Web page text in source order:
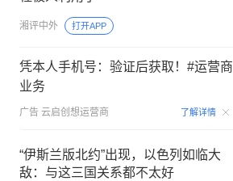
湘评中外 打开APP
凭本人手机号：验证后获取！#运营商
业务
广告 云启创想运营商 了解详情
“伊斯兰版北约”出现，以色列如临大
敌：与这三国关系都不太好